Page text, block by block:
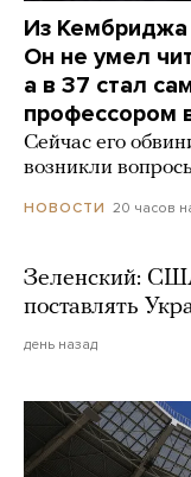
Из
Он не умел
а в 37 стал
профессором
Сейчас его
возникли
НОВОСТИ 20 часов
Зеленский:
поставлять
день назад